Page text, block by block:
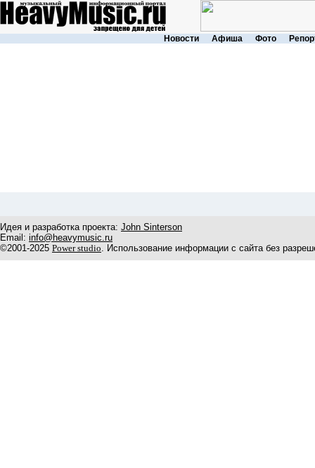
Новости Афиша Фото
Идея и разработка проекта: John Sinterson
Email: info@heavymusic.ru
©2001-2025 Power studio. Использование информации с сайта без